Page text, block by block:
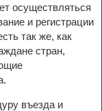
осуществляться
и регистрации
так же, как
стран,
въезда и